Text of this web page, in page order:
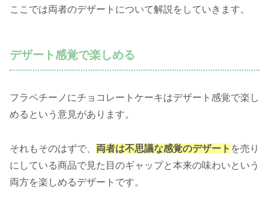
ここでは両者のデザートについて解説をしていきます。
デザート感覚で楽しめる
フラペチーノにチョコレートケーキはデザート感覚で楽し
めるという意見があります。
それもそのはずで、 両者は不思議な感覚のデザート を売り
にしている商品で見た目のギャップと本来の味わいという
両方を楽しめるデザートです。